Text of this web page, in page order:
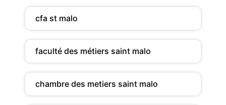
cfa st malo
faculté des métiers saint malo
chambre des metiers saint malo